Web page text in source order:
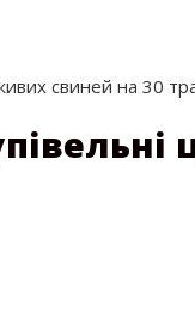
свиней на 30